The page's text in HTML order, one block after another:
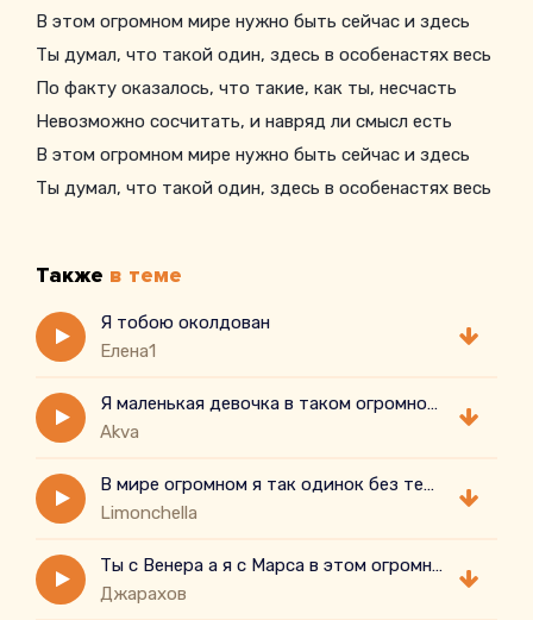
В этом огромном мире нужно быть сейчас и здесь
Ты думал, что такой один, здесь в особенастях весь
По факту оказалось, что такие, как ты, несчасть
Невозможно сосчитать, и навряд ли смысл есть
В этом огромном мире нужно быть сейчас и здесь
Ты думал, что такой один, здесь в особенастях весь
Также в теме
Я тобою околдован
Елена1
Я маленькая девочка в таком огромном городе
Akva
В мире огромном я так одинок без тебя
Limonchella
Ты с Венера а я с Марса в этом огромном космосе я сотни раз терялся
Джарахов